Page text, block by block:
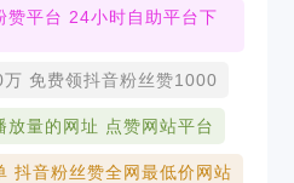
赞平台 24小时自助平台下
免费领抖音粉丝赞1000
放量的网址 点赞网站平台
抖音粉丝赞全网最低价网站